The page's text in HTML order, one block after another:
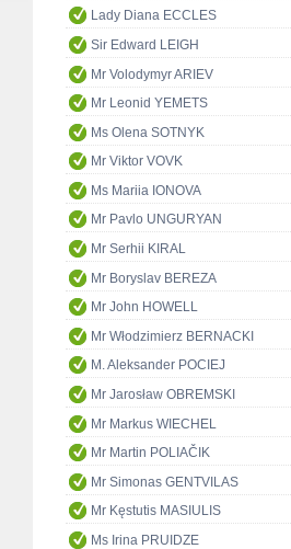
Lady Diana ECCLES
Sir Edward LEIGH
Mr Volodymyr ARIEV
Mr Leonid YEMETS
Ms Olena SOTNYK
Mr Viktor VOVK
Ms Mariia IONOVA
Mr Pavlo UNGURYAN
Mr Serhii KIRAL
Mr Boryslav BEREZA
Mr John HOWELL
Mr Włodzimierz BERNACKI
M. Aleksander POCIEJ
Mr Jarosław OBREMSKI
Mr Markus WIECHEL
Mr Martin POLIAČIK
Mr Simonas GENTVILAS
Mr Kęstutis MASIULIS
Ms Irina PRUIDZE